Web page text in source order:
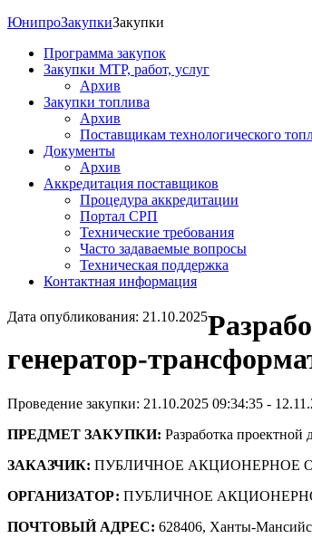
ЮнипроЗакупкиЗакупки
Программа закупок
Закупки МТР, работ, услуг
Архив
Закупки топлива
Архив
Поставщикам технологического
Документы
Архив
Аккредитация поставщиков
Процедура аккредитации
Портал СРП
Технические требования
Часто задаваемые вопросы
Техническая поддержка
Контактная информация
Дата опубликования: 21.10.2025
генератор-
Проведение закупки: 21.10.2025 09:34:35 -
ПРЕДМЕТ ЗАКУПКИ: Разработка
ЗАКАЗЧИК: ПУБЛИЧНОЕ АКЦИОНЕРНОЕ
ОРГАНИЗАТОР: ПУБЛИЧНОЕ
ПОЧТОВЫЙ АДРЕС: 628406, Ханты-